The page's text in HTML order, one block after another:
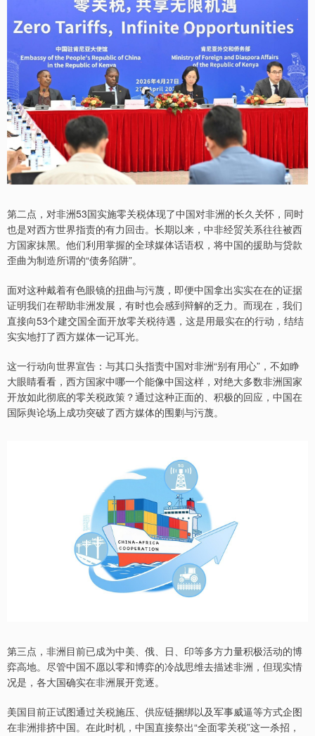
第二点，对非洲53国实施零关税体现了中国对非洲的长久关怀，同时
也是对西方世界指责的有力回击。长期以来，中非经贸关系往往被西
方国家抹黑。他们利用掌握的全球媒体话语权，将中国的援助与贷款
歪曲为制造所谓的“债务陷阱”。
面对这种戴着有色眼镜的扭曲与污蔑，即便中国拿出实实在在的证据
证明我们在帮助非洲发展，有时也会感到辩解的乏力。而现在，我们
直接向53个建交国全面开放零关税待遇，这是用最实在的行动，结结
实实地打了西方媒体一记耳光。
这一行动向世界宣告：与其口头指责中国对非洲“别有用心”，不如睁
大眼睛看看，西方国家中哪一个能像中国这样，对绝大多数非洲国家
开放如此彻底的零关税政策？通过这种正面的、积极的回应，中国在
国际舆论场上成功突破了西方媒体的围剿与污蔑。
第三点，非洲目前已成为中美、俄、日、印等多方力量积极活动的博
弈高地。尽管中国不愿以零和博弈的冷战思维去描述非洲，但现实情
况是，各大国确实在非洲展开竞逐。
美国目前正试图通过关税施压、供应链捆绑以及军事威逼等方式企图
在非洲排挤中国。在此时机，中国直接祭出“全面零关税”这一杀招，